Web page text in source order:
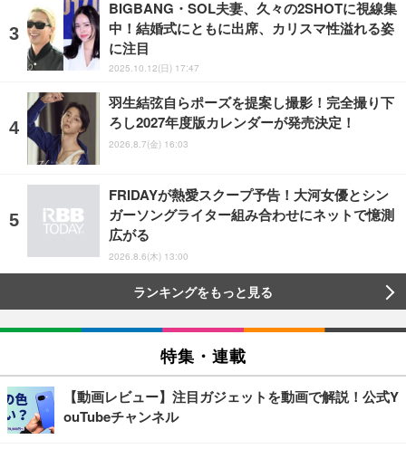
BIGBANG・SOL夫妻、久々の2SHOTに視線集
中！結婚式にともに出席、カリスマ性溢れる姿
に注目
2025.10.12(日) 17:47
羽生結弦自らポーズを提案し撮影！完全撮り下
ろし2027年度版カレンダーが発売決定！
2026.8.7(金) 16:03
FRIDAYが熱愛スクープ予告！大河女優とシン
ガーソングライター組み合わせにネットで憶測
広がる
2026.8.6(木) 13:00
ランキングをもっと見る
特集・連載
【動画レビュー】注目ガジェットを動画で解説！公式Y
ouTubeチャンネル